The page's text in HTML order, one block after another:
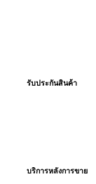
รับประกันสินค้า
บริการหลังการขาย